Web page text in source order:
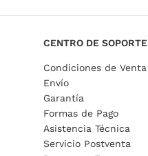
CENTRO DE SOPORTE
Condiciones de Venta
Envío
Garantía
Formas de Pago
Asistencia Técnica
Servicio Postventa